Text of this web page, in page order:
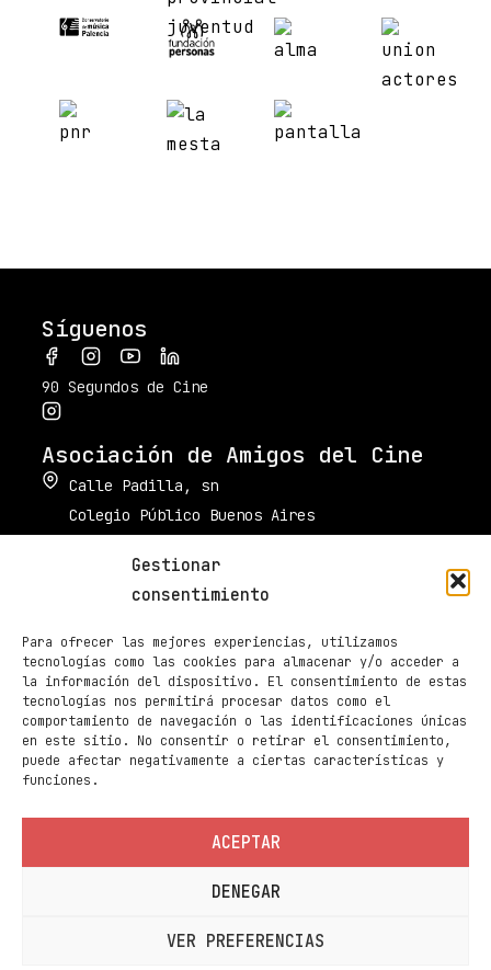
Gestionar
consentimiento
Para ofrecer las mejores experiencias, utilizamos
tecnologías como las cookies para almacenar y/o acceder a
la información del dispositivo. El consentimiento de estas
tecnologías nos permitirá procesar datos como el
comportamiento de navegación o las identificaciones únicas
en este sitio. No consentir o retirar el consentimiento,
puede afectar negativamente a ciertas características y
funciones.
ACEPTAR
DENEGAR
VER PREFERENCIAS
Síguenos
90 Segundos de Cine
Asociación de Amigos del Cine
Calle Padilla, sn
Colegio Público Buenos Aires
muestradecinepalencia@gmail.com
Taquilla de Cines Ortega
979 70 70 88
Páginas
Programación
Política de privacidad